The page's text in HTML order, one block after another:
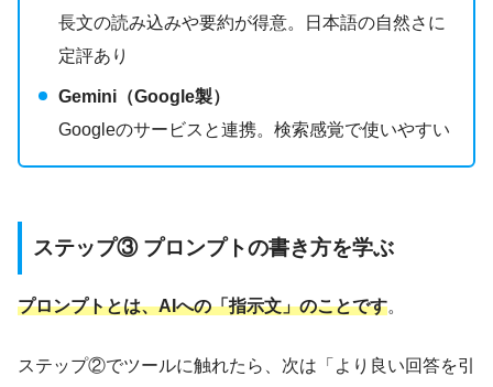
長文の読み込みや要約が得意。日本語の自然さに
定評あり
Gemini（Google製）
Googleのサービスと連携。検索感覚で使いやすい
ステップ③ プロンプトの書き方を学ぶ
プロンプトとは、AIへの「指示文」のことです。
ステップ②でツールに触れたら、次は「より良い回答を引